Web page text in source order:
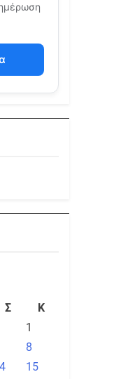
Σ
Κ
1
8
15